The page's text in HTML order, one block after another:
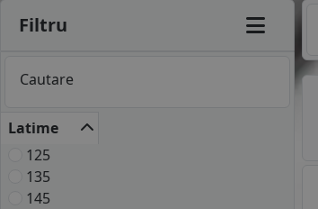
Filtru
Cautare
Latime
125
135
145